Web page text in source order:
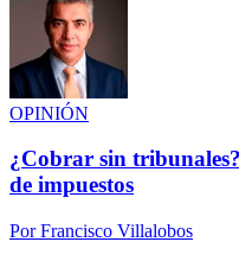
OPINIÓN
¿Cobrar sin
de impuestos
PorFrancisco Villalobos